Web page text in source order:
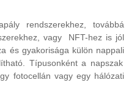
rendszerekhez, továbbá
vagy NFT-hez is jól
és gyakorisága külön nappali
Típusonként a napszak
fotocellán vagy egy hálózati